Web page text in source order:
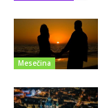
Mesečina